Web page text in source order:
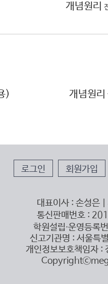
개념원리
) 개념원
로그인 회원가입
대표이사 : 손성
통신판매번호 :
학원설립∙운영등록
신고기관명 : 서울특
개인정보보호책임자 :